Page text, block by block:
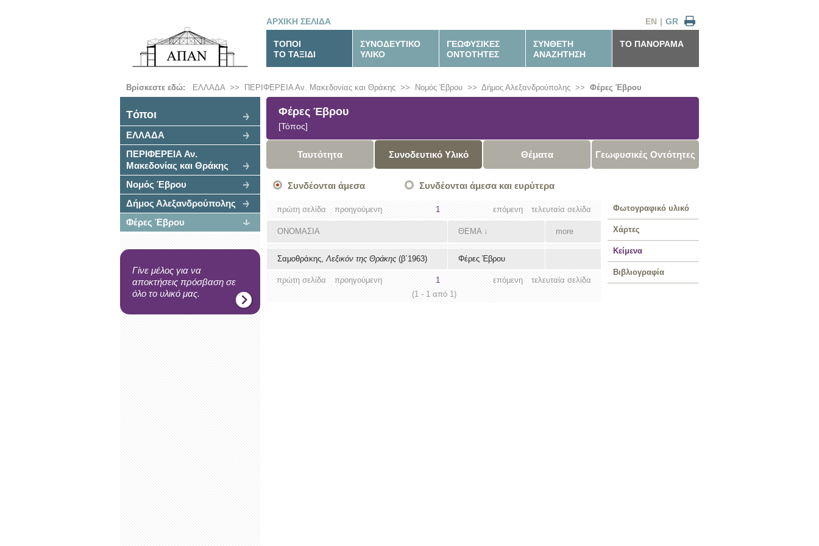
ΑΡΧΙΚΗ ΣΕΛΙΔΑ GR
|
EN
ΤΟΠΟΙ
ΤΟ ΤΑΞΙΔΙ
ΣΥΝΟΔΕΥΤΙΚΟ
ΥΛΙΚΟ
ΓΕΩΦΥΣΙΚΕΣ
ΟΝΤΟΤΗΤΕΣ
ΣΥΝΘΕΤΗ
ΑΝΑΖΗΤΗΣΗ
ΤΟ ΠΑΝΟΡΑΜΑ
Βρίσκεστε εδώ: ΕΛΛΑΔΑ>> ΠΕΡΙΦΕΡΕΙΑ Αν. Μακεδονίας και Θράκης >> Νομός Έβρου >> Δήμος Αλεξανδρούπολης >> Φέρες Έβρου
Tόποι
ΕΛΛΑΔΑ
ΠΕΡΙΦΕΡΕΙΑ Αν.
Μακεδονίας και Θράκης
Νομός Έβρου
Δήμος Αλεξανδρούπολης
Φέρες Έβρου
Γίνε μέλος για να
αποκτήσεις πρόσβαση σε
όλο το υλικό μας.
Φέρες Έβρου
[Τόπος]
Ταυτότητα Συνοδευτικό Υλικό Θέματα Γεωφυσικές Οντότητες
Συνδέονται άμεσα Συνδέονται άμεσα και ευρύτερα
τελευταία σελίδα
επόμενη
πρώτη σελίδα προηγούμενη 1
ΟΝΟΜΑΣΙΑ ΘΕΜΑ↓ more
Σαμοθράκης,Λεξικόν της Θράκης (β΄1963) Φέρες Έβρου
τελευταία σελίδα
επόμενη
πρώτη σελίδα προηγούμενη
1
(1 - 1 από 1)
Φωτογραφικό υλικό
Χάρτες
Κείμενα
Βιβλιογραφία